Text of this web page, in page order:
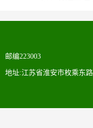
邮编223003
地址:江苏省淮安市枚乘东